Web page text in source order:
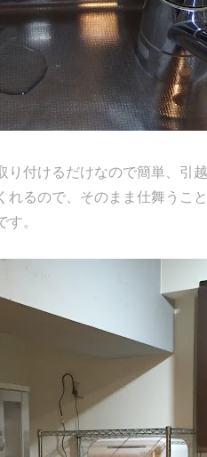
付けるだけなので簡単、引
るので、そのまま仕舞うこ
。